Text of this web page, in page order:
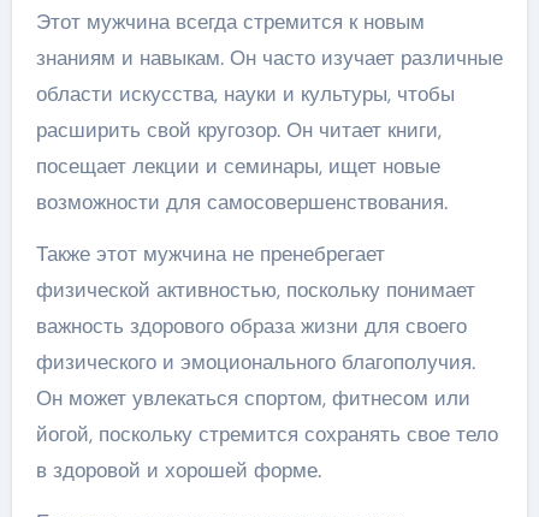
Этот мужчина всегда стремится к новым
знаниям и навыкам. Он часто изучает различные
области искусства, науки и культуры, чтобы
расширить свой кругозор. Он читает книги,
посещает лекции и семинары, ищет новые
возможности для самосовершенствования.
Также этот мужчина не пренебрегает
физической активностью, поскольку понимает
важность здорового образа жизни для своего
физического и эмоционального благополучия.
Он может увлекаться спортом, фитнесом или
йогой, поскольку стремится сохранять свое тело
в здоровой и хорошей форме.